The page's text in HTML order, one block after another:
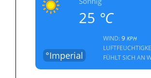
25 °C
°Imperial
WIND:9 KPH
FÜHLT SICH AN